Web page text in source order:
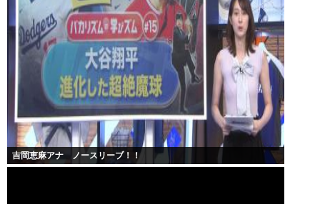
吉岡恵麻アナ ノースリーブ！！